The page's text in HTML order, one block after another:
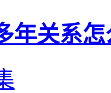
年关系怎